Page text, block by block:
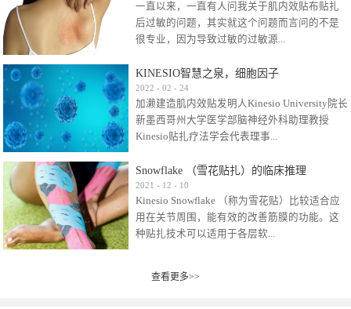
一直以来，一直有人问我关于肌内效贴布贴扎
后过敏的问题，其实就这个问题而言问的不是
很专业，因为导致过敏的过敏源...
很多，比如试穿件衣服有时都会过敏，特定条
件下吃东西有时也会过敏，难道不吃不穿了？
其他品牌的在此我们不予评价，就KINESIO肌内
效贴布来说，40多年的研究开发制造肌内效贴
比如我本人，几乎天天接触KINESIO肌内效，无
论从皮肤适应性还是本人皮肤本身就不属于不
易过敏的那种，基本不会有过敏瘙痒的情况。
但是，当身体不适、休息不好、持续紧张等特
殊因素的影响下，有时还是会出现瘙痒过敏的
前后后居家近30天左右，感觉日子都日夜颠倒
KINESIO智慧之泉，细胞因子
2022 - 02 - 24
加濑建造肌内效贴发明人Kinesio University院长
新墨西哥州大学医学部脑神经外科助理教授
Kinesio贴扎疗法学会代表理事...
Kinesio Taping Association International
（KTAI）名誉会长 身体具有免疫、疼痛、细胞
破坏、发热、修复、增殖、再生等自然愈合能
力。 多作为细胞因子存在于皮肤表皮、真皮、
扎疗法）的效果是通过创造一个环境，使每种
Snowflake （雪花贴扎）的临床推理
2021 - 12 - 10
Kinesio Snowflake （称为雪花贴）比较适合应
用在关节周围，能有效的改善筋膜的功能。这
种贴扎技术可以适用于各层软...
组织:肌肉，肌腱，韧带（主要围绕有问题的关
查看更多>>